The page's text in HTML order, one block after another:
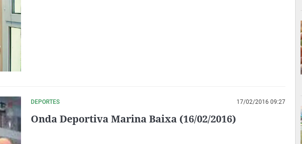
DEPORTES 17/02/2016 09:27
Onda Deportiva Marina Baixa (16/02/2016)